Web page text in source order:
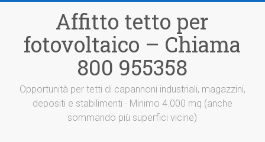
Affitto tetto per
fotovoltaico – Chiama
800 955358
Opportunità per tetti di capannoni industriali, magazzini,
depositi e stabilimenti · Minimo 4.000 mq (anche
sommando più superfici vicine)